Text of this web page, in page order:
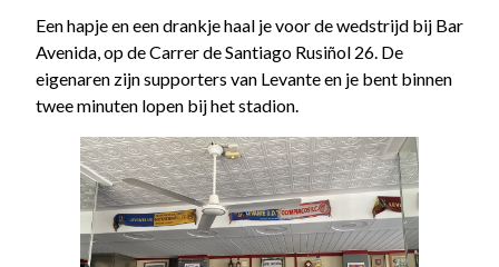
Een hapje en een drankje haal je voor de wedstrijd bij Bar
Avenida, op de Carrer de Santiago Rusiñol 26. De
eigenaren zijn supporters van Levante en je bent binnen
twee minuten lopen bij het stadion.